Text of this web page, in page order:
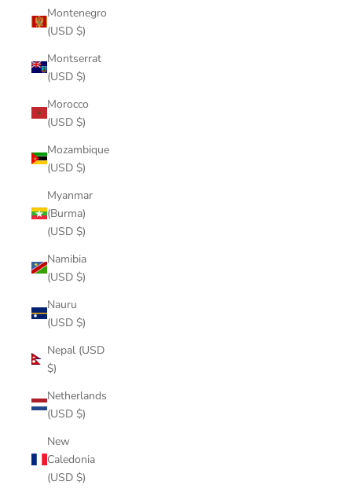
Montenegro
(USD $)
Montserrat
(USD $)
Morocco
(USD $)
Mozambique
(USD $)
Myanmar
(Burma)
(USD $)
Namibia
(USD $)
Nauru
(USD $)
Nepal (USD
$)
Netherlands
(USD $)
New
Caledonia
(USD $)